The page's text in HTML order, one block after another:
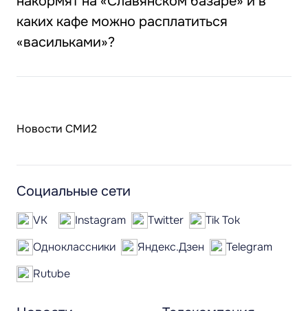
каких кафе можно расплатиться
«васильками»?
Новости СМИ2
Социальные сети
VK Instagram Twitter
Tik Tok
Одноклассники
Яндекс.Дзен
Telegram
Rutube